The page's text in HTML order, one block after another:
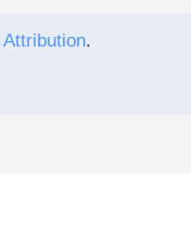
Attribution.